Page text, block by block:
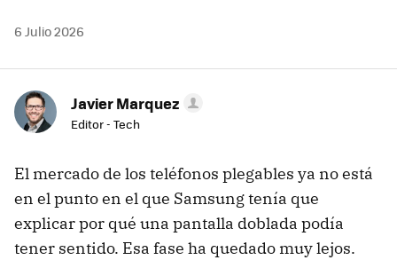
6 Julio 2026
Javier Marquez
Editor - Tech
El mercado de los teléfonos plegables ya no está
en el punto en el que Samsung tenía que
explicar por qué una pantalla doblada podía
tener sentido. Esa fase ha quedado muy lejos.